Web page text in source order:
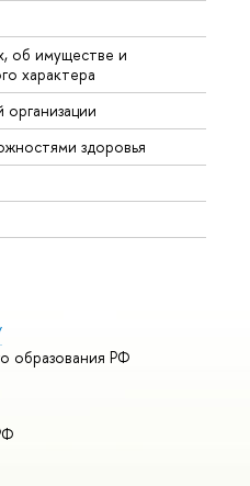
об имуществе и
характера
здоровья
образования РФ